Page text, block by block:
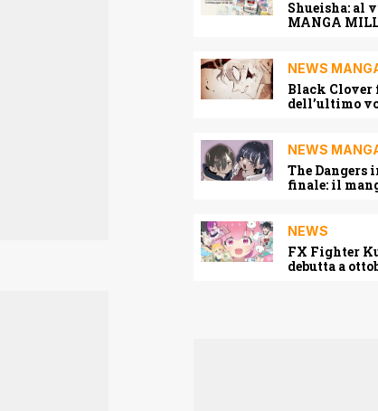
Shueisha: al
MANGA
NEWS
Black Clover
dell’ultimo
NEWS
The Dangers
finale: il
NEWS
FX Fighter
debutta a